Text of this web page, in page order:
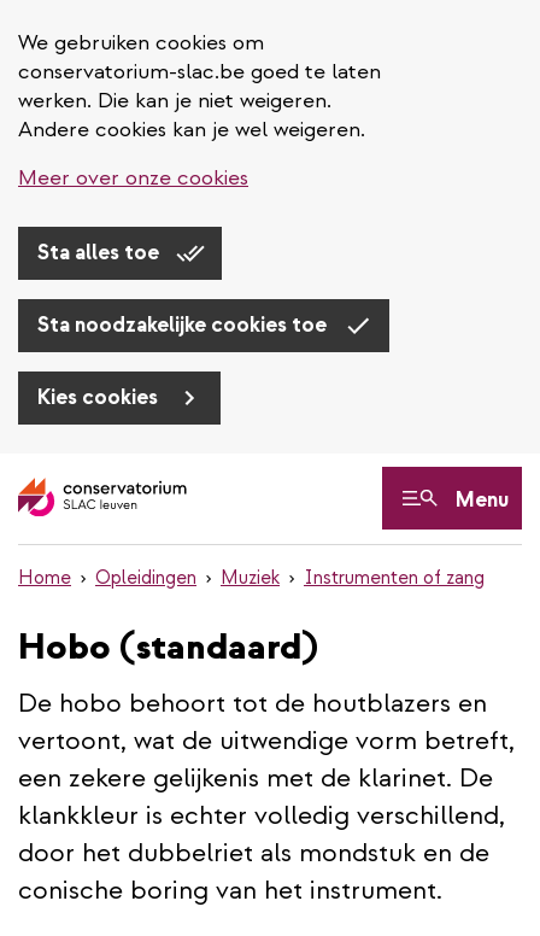
We gebruiken cookies om
conservatorium-slac.be goed te laten
werken. Die kan je niet weigeren.
Andere cookies kan je wel weigeren.
Meer over onze cookies
Sta alles toe
Sta noodzakelijke cookies toe
Kies cookies
en
inhoud
Menu
Home Opleidingen Muziek Instrumenten of zang
Hobo (standaard)
De hobo behoort tot de houtblazers en
vertoont, wat de uitwendige vorm betreft,
een zekere gelijkenis met de klarinet. De
klankkleur is echter volledig verschillend,
door het dubbelriet als mondstuk en de
conische boring van het instrument.